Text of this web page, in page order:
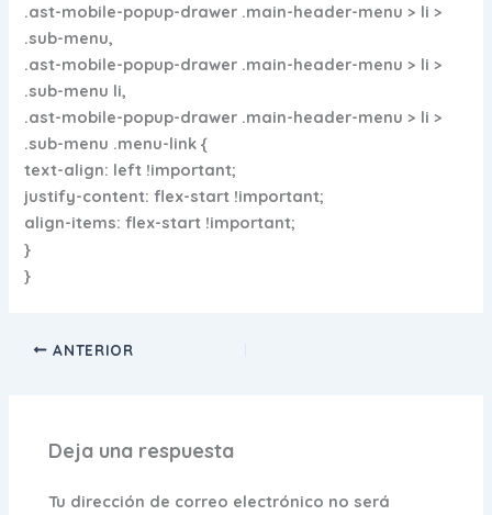
.ast-mobile-popup-drawer .main-header-menu > li >
.sub-menu,
.ast-mobile-popup-drawer .main-header-menu > li >
.sub-menu li,
.ast-mobile-popup-drawer .main-header-menu > li >
.sub-menu .menu-link {
text-align: left !important;
justify-content: flex-start !important;
align-items: flex-start !important;
}
}
ANTERIOR
Deja una respuesta
Tu dirección de correo electrónico no será